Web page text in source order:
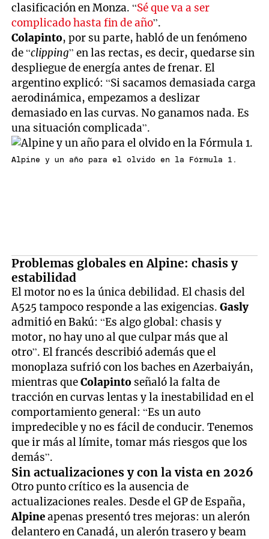
clasificación en Monza. “Sé que va a ser
complicado hasta fin de año”.
Colapinto, por su parte, habló de un fenómeno
de “clipping” en las rectas, es decir, quedarse sin
despliegue de energía antes de frenar. El
argentino explicó: “Si sacamos demasiada carga
aerodinámica, empezamos a deslizar
demasiado en las curvas. No ganamos nada. Es
una situación complicada”.
Alpine y un año para el olvido en la Fórmula 1.
Problemas globales en Alpine: chasis y
estabilidad
El motor no es la única debilidad. El chasis del
A525 tampoco responde a las exigencias.Gasly
admitió en Bakú: “Es algo global: chasis y
motor, no hay uno al que culpar más que al
otro”. El francés describió además que el
monoplaza sufrió con los baches en Azerbaiyán,
mientras queColapinto señaló la falta de
tracción en curvas lentas y la inestabilidad en el
comportamiento general: “Es un auto
impredecible y no es fácil de conducir. Tenemos
que ir más al límite, tomar más riesgos que los
demás”.
Sin actualizaciones y con la vista en 2026
Otro punto crítico es la ausencia de
actualizaciones reales. Desde el GP de España,
Alpineapenas presentó tres mejoras: un alerón
delantero en Canadá, un alerón trasero y beam